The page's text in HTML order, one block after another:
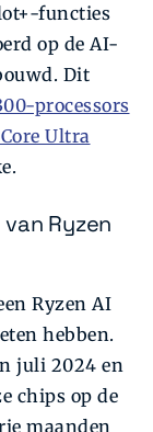
functies
op de AI-
Dit
processors
Ultra
Ryzen
Ryzen AI
hebben.
juli 2024 en
chips op de
maanden